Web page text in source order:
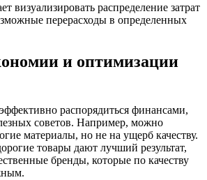
визуализировать распределение затрат
перерасходы в определенных
и оптимизации
распорядиться финансами,
советов. Например, можно
материалы, но не на ущерб качеству.
товары дают лучший результат,
бренды, которые по качеству